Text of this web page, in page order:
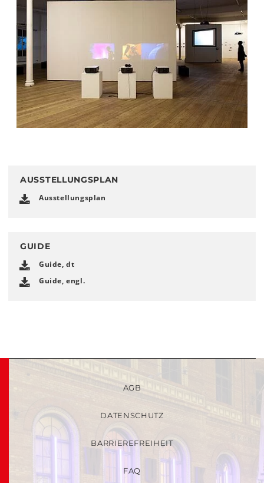
AUSSTELLUNGSPLAN
Ausstellungsplan
GUIDE
Guide, dt
Guide, engl.
AGB
DATENSCHUTZ
BARRIEREFREIHEIT
FAQ